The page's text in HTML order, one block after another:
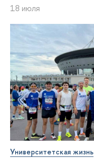
18 июля
Университетская жизнь